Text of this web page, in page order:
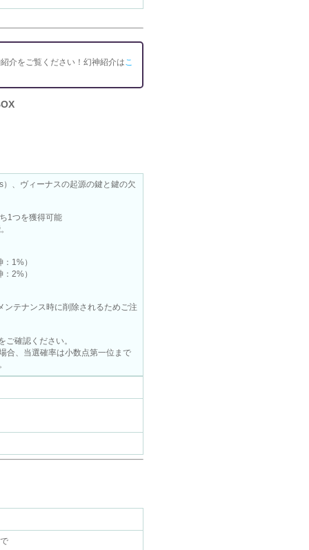
介をご覧ください！幻神紹介はこ
、ヴィーナスの起源の鍵と鍵の欠
1つを獲得可能
1%）
2%）
テナンス時に削除されるためご注
確認ください。
合、当選確率は小数点第一位まで